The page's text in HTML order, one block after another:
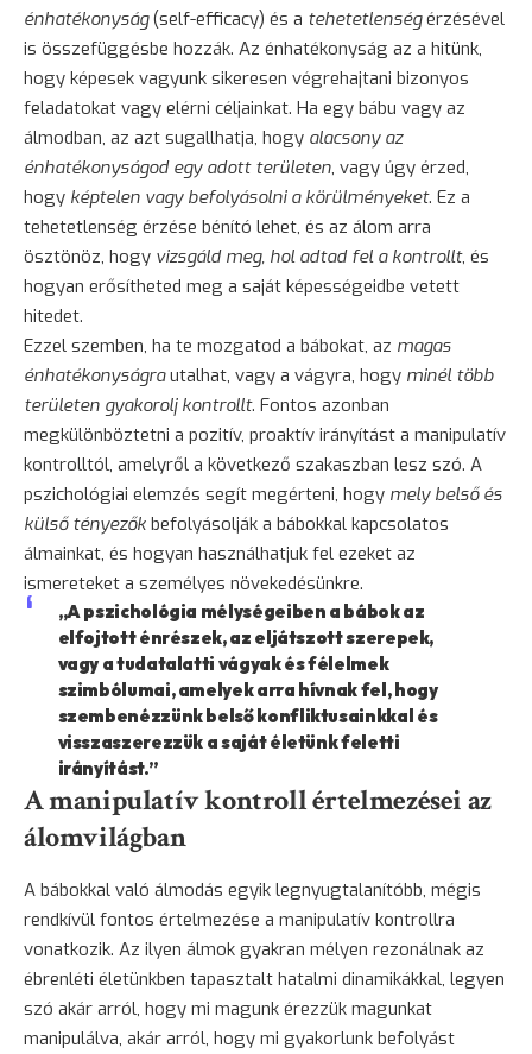
énhatékonyság(self-efficacy) és a tehetetlenségérzésével
is összefüggésbe hozzák. Az énhatékonyság az a hitünk,
hogy képesek vagyunk sikeresen végrehajtani bizonyos
feladatokat vagy elérni céljainkat. Ha egy bábu vagy az
álmodban, az azt sugallhatja, hogy alacsony az
énhatékonyságod egy adott területen, vagy úgy érzed,
hogy képtelen vagy befolyásolni a körülményeket. Ez a
tehetetlenség érzése bénító lehet, és az álom arra
ösztönöz, hogy vizsgáld meg, hol adtad fel a kontrollt, és
hogyan erősítheted meg a saját képességeidbe vetett
hitedet.
Ezzel szemben, ha te mozgatod a bábokat, az magas
énhatékonyságrautalhat, vagy a vágyra, hogy minél több
területen gyakorolj kontrollt. Fontos azonban
megkülönböztetni a pozitív, proaktív irányítást a manipulatív
kontrolltól, amelyről a következő szakaszban lesz szó. A
pszichológiai elemzés segít megérteni, hogy mely belső és
külső tényezők befolyásolják a bábokkal kapcsolatos
álmainkat, és hogyan használhatjuk fel ezeket az
ismereteket a személyes növekedésünkre.
„A pszichológia mélységeiben a bábok az
elfojtott énrészek, az eljátszott szerepek,
vagy a tudatalatti vágyak és félelmek
szimbólumai, amelyek arra hívnak fel, hogy
szembenézzünk belső konfliktusainkkal és
visszaszerezzük a saját életünk feletti
irányítást.”
A manipulatív kontroll értelmezései az
álomvilágban
A bábokkal való álmodás egyik legnyugtalanítóbb, mégis
rendkívül fontos értelmezése a manipulatív kontrollra
vonatkozik. Az ilyen álmok gyakran mélyen rezonálnak az
ébrenléti életünkben tapasztalt hatalmi dinamikákkal, legyen
szó akár arról, hogy mi magunk érezzük magunkat
manipulálva, akár arról, hogy mi gyakorlunk befolyást